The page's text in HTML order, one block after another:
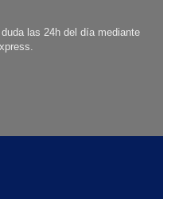
las 24h del día mediante